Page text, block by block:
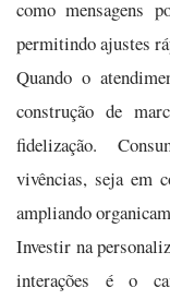
como mensagens
permitindo ajustes
Quando o
construção de
fidelização.
vivências, seja em
ampliando
Investir na
interações é o